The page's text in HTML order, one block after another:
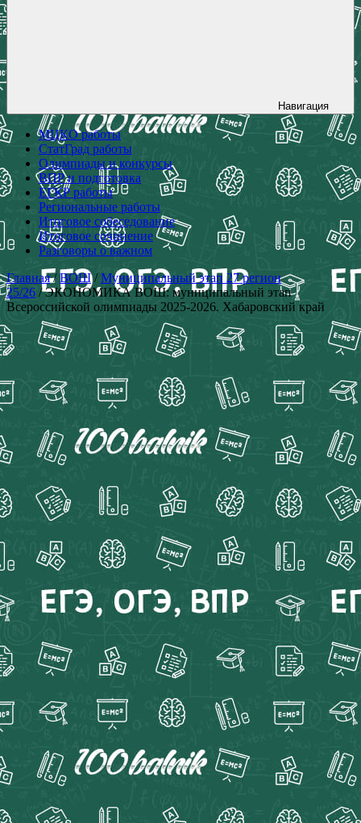
Навигация
МЦКО работы
СтатГрад работы
Олимпиады и конкурсы
ВПР и подготовка
ЕГКР работы
Региональные работы
Итоговое собеседование
Итоговое сочинение
Разговоры о важном
Главная/ВОШ/Муниципальный этап 27 регион
25/26 / ЭКОНОМИКА ВОШ: муниципальный этап
Всероссийской олимпиады 2025-2026. Хабаровский край